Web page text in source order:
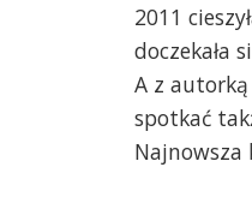
2011
doczekała
A z
spotkać
Najnowsza